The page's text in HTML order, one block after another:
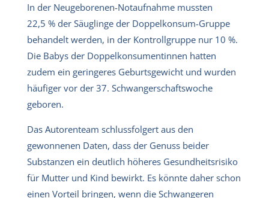
In der Neugeborenen-Notaufnahme mussten
22,5 % der Säuglinge der Doppelkonsum-Gruppe
behandelt werden, in der Kontrollgruppe nur 10 %.
Die Babys der Doppelkonsumentinnen hatten
zudem ein geringeres Geburtsgewicht und wurden
häufiger vor der 37. Schwangerschaftswoche
geboren.
Das Autorenteam schlussfolgert aus den
gewonnenen Daten, dass der Genuss beider
Substanzen ein deutlich höheres Gesundheitsrisiko
für Mutter und Kind bewirkt. Es könnte daher schon
einen Vorteil bringen, wenn die Schwangeren